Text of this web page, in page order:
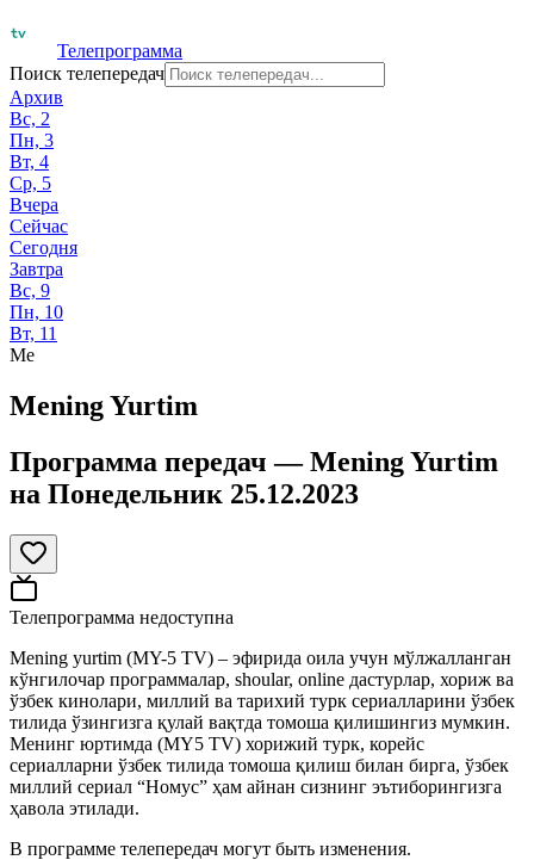
Телепрограмма
Поиск телепередач
Архив
Вс, 2
Пн, 3
Вт, 4
Ср, 5
Вчера
Сейчас
Сегодня
Завтра
Вс, 9
Пн, 10
Вт, 11
Me
Mening Yurtim
Программа передач —Mening Yurtim
на Понедельник 25.12.2023
Телепрограмма недоступна
Mening yurtim (MY-5 TV) – эфирида оила учун мўлжалланган
кўнгилочар программалар, shoular, online дастурлар, хориж ва
ўзбек кинолари, миллий ва тарихий турк сериалларини ўзбек
тилида ўзингизга қулай вақтда томоша қилишингиз мумкин.
Менинг юртимда (MY5 TV) хорижий турк, корейс
сериалларни ўзбек тилида томоша қилиш билан бирга, ўзбек
миллий сериал “Номус” ҳам айнан сизнинг эътиборингизга
ҳавола этилади.
В программе телепередач могут быть изменения.